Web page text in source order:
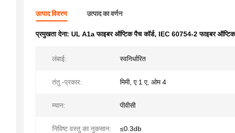
उत्पाद विवरण उत्पाद का वर्णन
प्रमुखता देना: UL A1a फाइबर ऑप्टिक पैच कॉर्ड, IEC 60754-2 फाइबर ऑप्टिक
लंबाई: स्वनिर्धारित
तंतु -प्रकार: मिमी, ए 1 ए, ओम 4
म्यान: पीवीसी
निविष्ट वस्तु का नुकसान: ≤0.3db